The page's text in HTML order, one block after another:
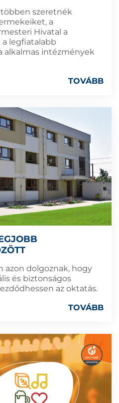
szeretnék
a
Hivatal a
legfiatalabb
alkalmas intézmények
TOVÁBB
dolgoznak, hogy
és biztonságos
az oktatás.
TOVÁBB